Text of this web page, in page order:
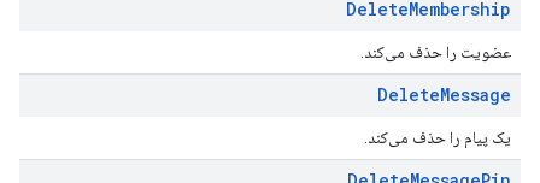
DeleteMembership
عضویت را حذف می‌کند.
DeleteMessage
یک پیام را حذف می‌کند.